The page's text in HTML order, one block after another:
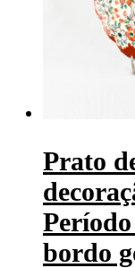
Prato
bordo